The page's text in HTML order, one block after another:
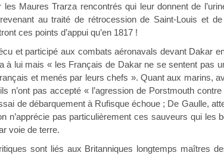
Maures Trarza rencontrés qui leur donnent de
au traité de rétrocession de Saint-Louis et
ces points d’appui qu’en 1817 !
et participé aux combats aéronavals devant Dakar
à lui mais « les Français de Dakar ne se sentent pas
et menés par leurs chefs ». Quant aux marins,
n’ont pas accepté « l’agression de Porstmouth
de débarquement à Rufisque échoue ; De Gaulle,
n’apprécie pas particulièrement ces sauveurs qui les
voie de terre.
sont liés aux Britanniques longtemps maîtres